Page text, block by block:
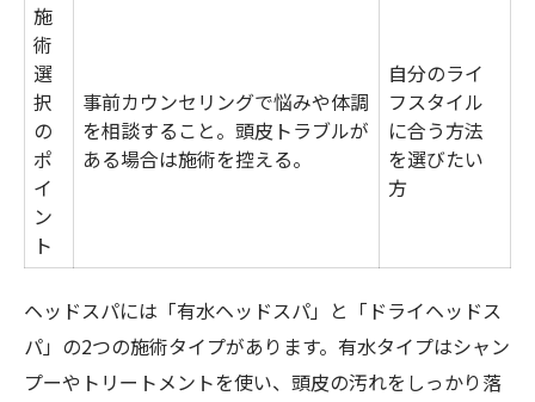
施
術
選
択
の
ポ
イ
ン
ト
事前カウンセリングで悩みや体調
を相談すること。頭皮トラブルが
ある場合は施術を控える。
自分のライ
フスタイル
に合う方法
を選びたい
方
ヘッドスパには「有水ヘッドスパ」と「ドライヘッドス
パ」の2つの施術タイプがあります。有水タイプはシャン
プーやトリートメントを使い、頭皮の汚れをしっかり落